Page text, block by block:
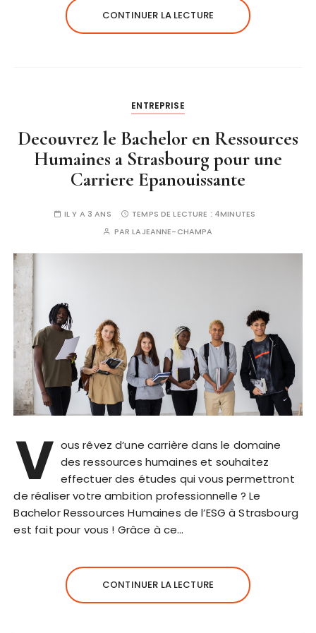
CONTINUER LA LECTURE
ENTREPRISE
Decouvrez le Bachelor en Ressources
Humaines a Strasbourg pour une
Carriere Epanouissante
IL Y A 3 ANS TEMPS DE LECTURE : 4MINUTES
PARLAJEANNE-CHAMPA
V ous rêvez d’une carrière dans le domaine
des ressources humaines et souhaitez
effectuer des études qui vous permettront
de réaliser votre ambition professionnelle ? Le
Bachelor Ressources Humaines de l’ESG à Strasbourg
est fait pour vous ! Grâce à ce…
CONTINUER LA LECTURE